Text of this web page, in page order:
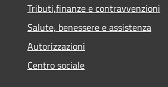
Tributi,finanze e contravvenzioni
Salute, benessere e assistenza
Autorizzazioni
Centro sociale